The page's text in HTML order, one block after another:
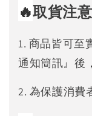
🔥取貨注
1. 商品皆可至
通知簡訊』後
2. 為保護消費